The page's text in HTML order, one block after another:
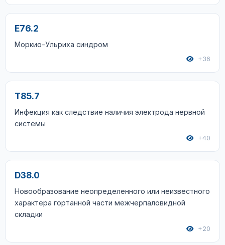
E76.2
Моркио-Ульриха синдром
+36
T85.7
Инфекция как следствие наличия электрода нервной
системы
+40
D38.0
Новообразование неопределенного или неизвестного
характера гортанной части межчерпаловидной
складки
+20